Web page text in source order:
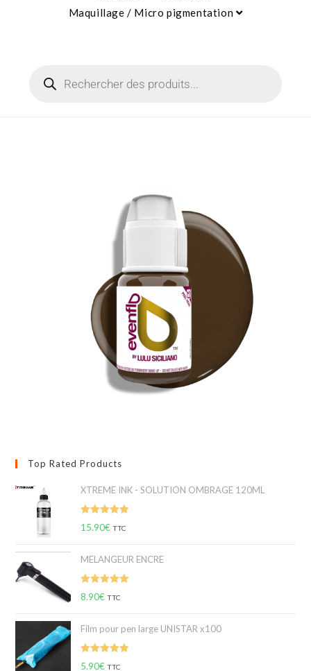
Maquillage / Micro pigmentation
Top Rated Products
XTREME INK - SOLUTION OMBRAGE 120ML
Note5.00
15.90€ TTC
MELANGEUR ENCRE
Note5.00
8.90€ TTC
Film pour pen large UNISTAR x100
Note5.00
5.90€ TTC